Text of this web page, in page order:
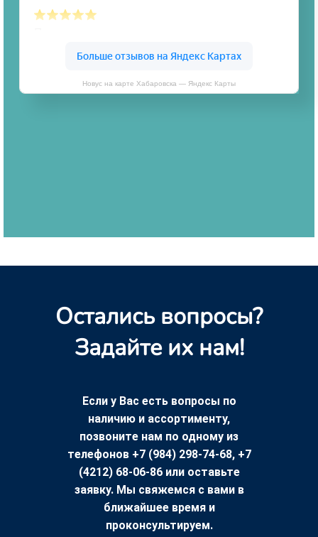
Новус на карте Хабаровска — Яндекс Карты
Остались вопросы?
Задайте их нам!
Если у Вас есть вопросы по
наличию и ассортименту,
позвоните нам по одному из
телефонов +7 (984) 298-74-68, +7
(4212) 68-06-86 или оставьте
заявку. Мы свяжемся с вами в
ближайшее время и
проконсультируем.